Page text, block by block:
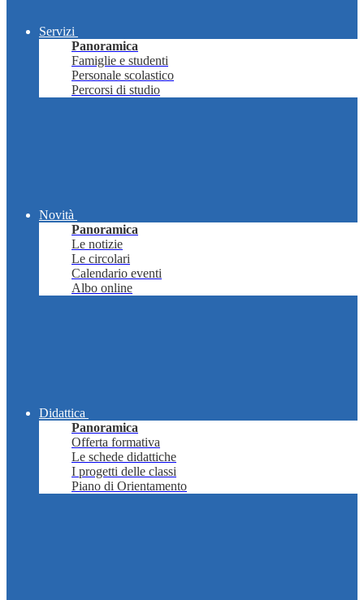
Servizi
Panoramica
Famiglie e studenti
Personale scolastico
Percorsi di studio
Novità
Panoramica
Le notizie
Le circolari
Calendario eventi
Albo online
Didattica
Panoramica
Offerta formativa
Le schede didattiche
I progetti delle classi
Piano di Orientamento